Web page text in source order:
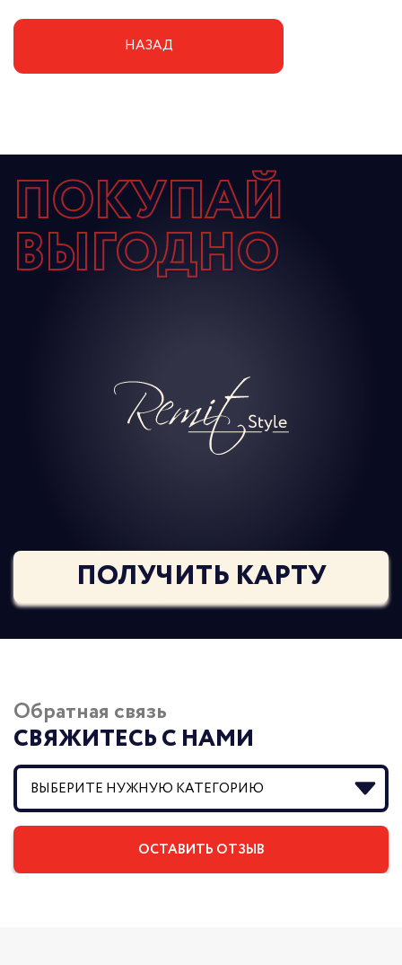
НАЗАД
ПОКУПАЙ
ВЫГОДНО
ПОЛУЧИТЬ КАРТУ
Обратная связь
СВЯЖИТЕСЬ С НАМИ